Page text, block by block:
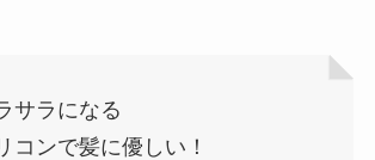
サラになる
コンで髪に優しい！